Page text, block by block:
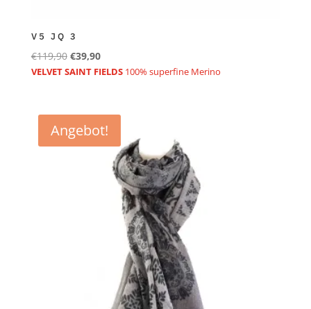
V5 JQ 3
€119,90 Ursprünglicher
Preis
€39,90Aktueller
Preis
VELVET SAINT FIELDS 100% superfine Merino
Angebot!